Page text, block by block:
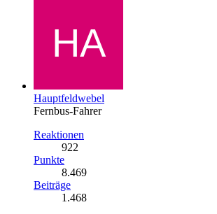
Hauptfeldwebel
Fernbus-Fahrer
Reaktionen
922
Punkte
8.469
Beiträge
1.468